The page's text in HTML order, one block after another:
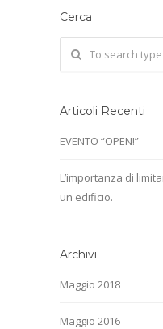
Cerca
Articoli Recenti
EVENTO “OPEN!”
L’importanza di
un edificio.
Archivi
Maggio 2018
Maggio 2016